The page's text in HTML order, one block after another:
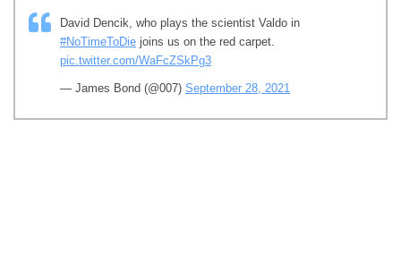
David Dencik, who plays the scientist Valdo in
#NoTimeToDie joins us on the red carpet.
pic.twitter.com/WaFcZSkPg3
— James Bond (@007) September 28, 2021